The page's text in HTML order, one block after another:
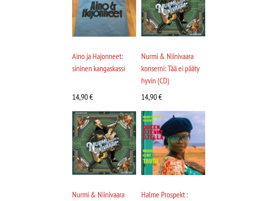
Aino ja Hajonneet:
sininen kangaskassi
14,90€
Nurmi & Niinivaara
konserni: Tää ei pääty
hyvin (CD)
14,90€
Nurmi & Niinivaara
Halme Prospekt :